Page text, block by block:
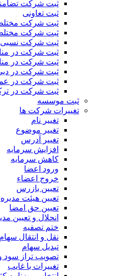
ثبت شرکت
ثبت تعاونی
ثبت شرکت
ثبت شرکت
ثبت شرکت نسبی
ثبت شرکت در
ثبت شرکت در
ثبت شرکت در
ثبت شرکت در
ثبت شرکت در
ثبت موسسه
تغییرات شرکت ها
تغییر نام
تغییر موضوع
تغییر آدرس
افزایش سرمایه
کاهش سرمایه
ورود اعضا
خروج اعضاء
تعیین بازرس
تعیین هیئت مدیره
تعیین حق امضا
انحلال و تعیین
ختم تصفیه
نقل و انتقال سهام
تبدیل سهام
تصویب تراز سود
تغییرات با غایب